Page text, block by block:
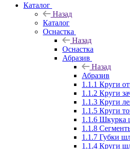
Каталог
Назад
Каталог
Оснастка
Назад
Оснастка
Абразив
Назад
Абразив
1.1.1 Круги
1.1.2 Круги
1.1.3 Круги
1.1.5 Круги
1.1.6 Шкурка
1.1.8
1.1.7 Губки
1.1.4 Круги